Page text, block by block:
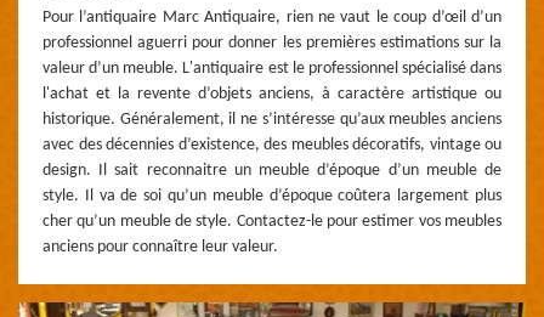
Pour l’antiquaire Marc Antiquaire, rien ne vaut le coup d’œil d’un
professionnel aguerri pour donner les premières estimations sur la
valeur d’un meuble. L'antiquaire est le professionnel spécialisé dans
l'achat et la revente d’objets anciens, à caractère artistique ou
historique. Généralement, il ne s’intéresse qu’aux meubles anciens
avec des décennies d’existence, des meubles décoratifs, vintage ou
design. Il sait reconnaitre un meuble d’époque d’un meuble de
style. Il va de soi qu’un meuble d’époque coûtera largement plus
cher qu’un meuble de style. Contactez-le pour estimer vos meubles
anciens pour connaître leur valeur.